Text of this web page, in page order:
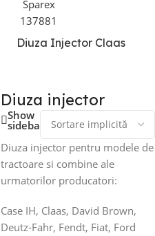
Diuza Injector Claas
Diuza injector
Show
sidebar
Diuza injector pentru modele de
tractoare si combine ale
urmatorilor producatori:
Case IH, Claas, David Brown,
Deutz-Fahr, Fendt, Fiat, Ford